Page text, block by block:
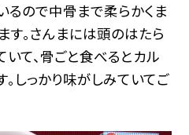
るので中骨まで柔らかくま
す。さんまには頭のはたら
いて、骨ごと食べるとカル
しっかり味がしみていてご